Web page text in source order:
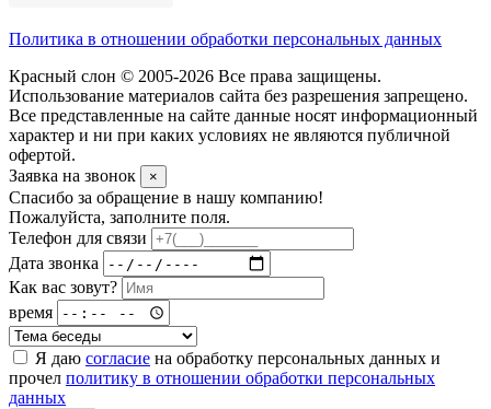
Политика в отношении обработки персональных данных
Красный слон © 2005-2026 Все права защищены.
Использование материалов сайта без разрешения запрещено.
Все представленные на сайте данные носят информационный
характер и ни при каких условиях не являются публичной
офертой.
Заявка на звонок
×
Спасибо за обращение в нашу компанию!
Пожалуйста, заполните поля.
Телефон для связи
Дата звонка
Как вас зовут?
время
Я даю согласие на обработку персональных данных и
прочел политику в отношении обработки персональных
данных